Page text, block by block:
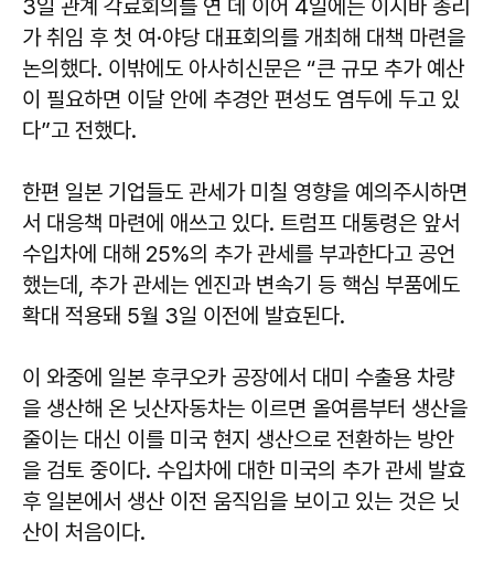
3일 관계 각료회의를 연 데 이어 4일에는 이시바 총리
가 취임 후 첫 여·야당 대표회의를 개최해 대책 마련을
논의했다. 이밖에도 아사히신문은 “큰 규모 추가 예산
이 필요하면 이달 안에 추경안 편성도 염두에 두고 있
다”고 전했다.
한편 일본 기업들도 관세가 미칠 영향을 예의주시하면
서 대응책 마련에 애쓰고 있다. 트럼프 대통령은 앞서
수입차에 대해 25%의 추가 관세를 부과한다고 공언
했는데, 추가 관세는 엔진과 변속기 등 핵심 부품에도
확대 적용돼 5월 3일 이전에 발효된다.
이 와중에 일본 후쿠오카 공장에서 대미 수출용 차량
을 생산해 온 닛산자동차는 이르면 올여름부터 생산을
줄이는 대신 이를 미국 현지 생산으로 전환하는 방안
을 검토 중이다. 수입차에 대한 미국의 추가 관세 발효
후 일본에서 생산 이전 움직임을 보이고 있는 것은 닛
산이 처음이다.